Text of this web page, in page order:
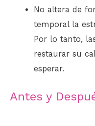
No altera de
temporal la
Por lo tanto,
restaurar su
esperar.
Antes y